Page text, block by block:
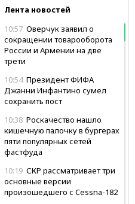
Лента новостей
10:57 Оверчук заявил о
сокращении товарооборота
России и Армении на две
трети
10:54 Президент ФИФА
Джанни Инфантино сумел
сохранить пост
10:38 Роскачество нашло
кишечную палочку в бургерах
пяти популярных сетей
фастфуда
10:19 СКР рассматривает три
основные версии
произошедшего с Cessna-182